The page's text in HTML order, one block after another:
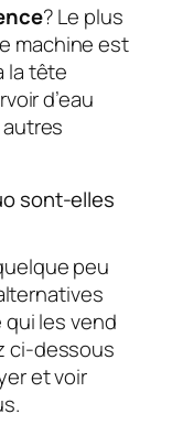
? Le plus
machine est
la tête
d’eau
sont-elles
peu
qui les vend
ci-dessous
et voir